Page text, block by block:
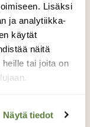
Lisäksi
ja analytiikka-
käytät
näitä
tai joita on
Näytä tiedot
Raisio